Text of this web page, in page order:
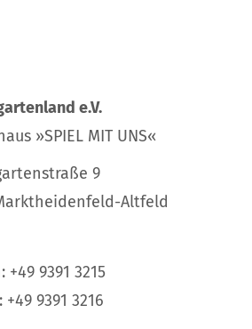
e.V.
»SPIEL MIT UNS«
9
Altfeld
+49 9391 3215
9391 3216